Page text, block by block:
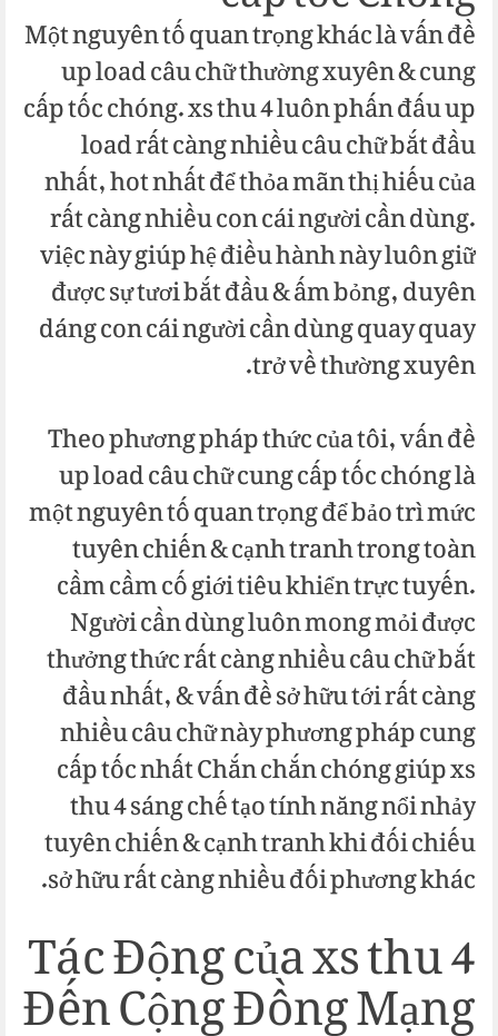
Một nguyên tố quan trọng khác là vấn đề
up load câu chữ thường xuyên & cung
cấp tốc chóng. xs thu 4 luôn phấn đấu up
load rất càng nhiều câu chữ bắt đầu
nhất, hot nhất để thỏa mãn thị hiếu của
rất càng nhiều con cái người cần dùng.
việc này giúp hệ điều hành này luôn giữ
được sự tươi bắt đầu & ấm bỏng, duyên
dáng con cái người cần dùng quay quay
trở về thường xuyên.
Theo phương pháp thức của tôi, vấn đề
up load câu chữ cung cấp tốc chóng là
một nguyên tố quan trọng để bảo trì mức
tuyên chiến & cạnh tranh trong toàn
cầm cầm cố giới tiêu khiển trực tuyến.
Người cần dùng luôn mong mỏi được
thưởng thức rất càng nhiều câu chữ bắt
đầu nhất, & vấn đề sở hữu tới rất càng
nhiều câu chữ này phương pháp cung
cấp tốc nhất Chắn chắn chóng giúp xs
thu 4 sáng chế tạo tính năng nổi nhảy
tuyên chiến & cạnh tranh khi đối chiếu
sở hữu rất càng nhiều đối phương khác.
Tác Động của xs thu 4